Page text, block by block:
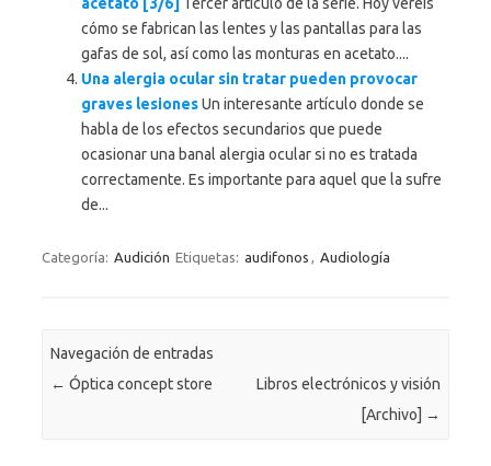
cómo se fabrican las lentes y las pantallas para las
gafas de sol, así como las monturas en acetato....
Una alergia ocular sin tratar pueden provocar
graves lesionesUn interesante artículo donde se
habla de los efectos secundarios que puede
ocasionar una banal alergia ocular si no es tratada
correctamente. Es importante para aquel que la sufre
de...
Categoría: Audición Etiquetas: audifonos , Audiología
Navegación de entradas
← Óptica concept store
Libros electrónicos y visión
[Archivo] →